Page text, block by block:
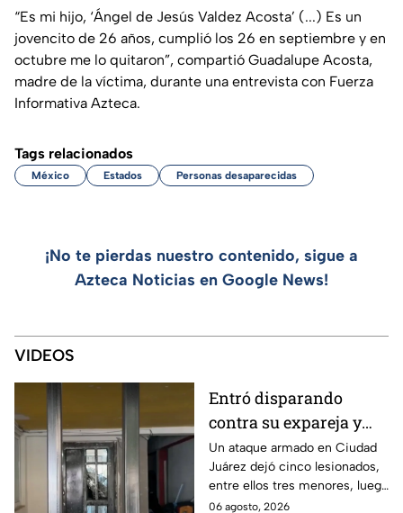
“Es mi hijo, ‘Ángel de Jesús Valdez Acosta’ (...) Es un
jovencito de 26 años, cumplió los 26 en septiembre y en
octubre me lo quitaron”, compartió Guadalupe Acosta,
madre de la víctima, durante una entrevista con Fuerza
Informativa Azteca.
Tags relacionados
México Estados Personas desaparecidas
¡No te pierdas nuestro contenido, sigue a
Azteca Noticias en Google News!
VIDEOS
Entró disparando
contra su expareja y
sus hijos: Ataque
armado conmociona a
Ciudad Juárez
Un ataque armado en Ciudad
Juárez dejó cinco lesionados,
entre ellos tres menores, luego
de que un exesposo
06 agosto, 2026